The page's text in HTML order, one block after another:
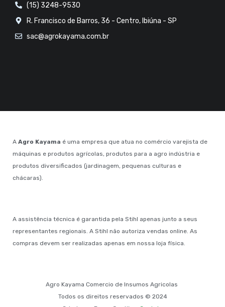
(15) 3248-9530
R. Francisco de Barros, 36 - Centro, Ibiúna - SP
sac@agrokayama.com.br
A Agro Kayama é uma empresa que atua no comércio varejista de
máquinas e produtos agrícolas, produtos para a agro indústria e
produtos diversificados (jardinagem, pequenas culturas e
chácaras).
A assistência técnica é garantida pela Stihl apenas junto a seus
representantes regionais. A Stihl não autoriza vendas online. As
compras devem ser realizadas apenas em nossa loja física.
Agro Kayama Comercio de Insumos Agricolas
Todos os direitos reservados © 2024